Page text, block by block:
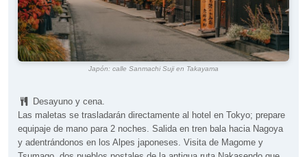
Japón: calle Sanmachi Suji en Takayama
Desayuno y cena.
Las maletas se trasladarán directamente al hotel en Tokyo; prepare
equipaje de mano para 2 noches. Salida en tren bala hacia Nagoya
y adentrándonos en los Alpes japoneses. Visita de Magome y